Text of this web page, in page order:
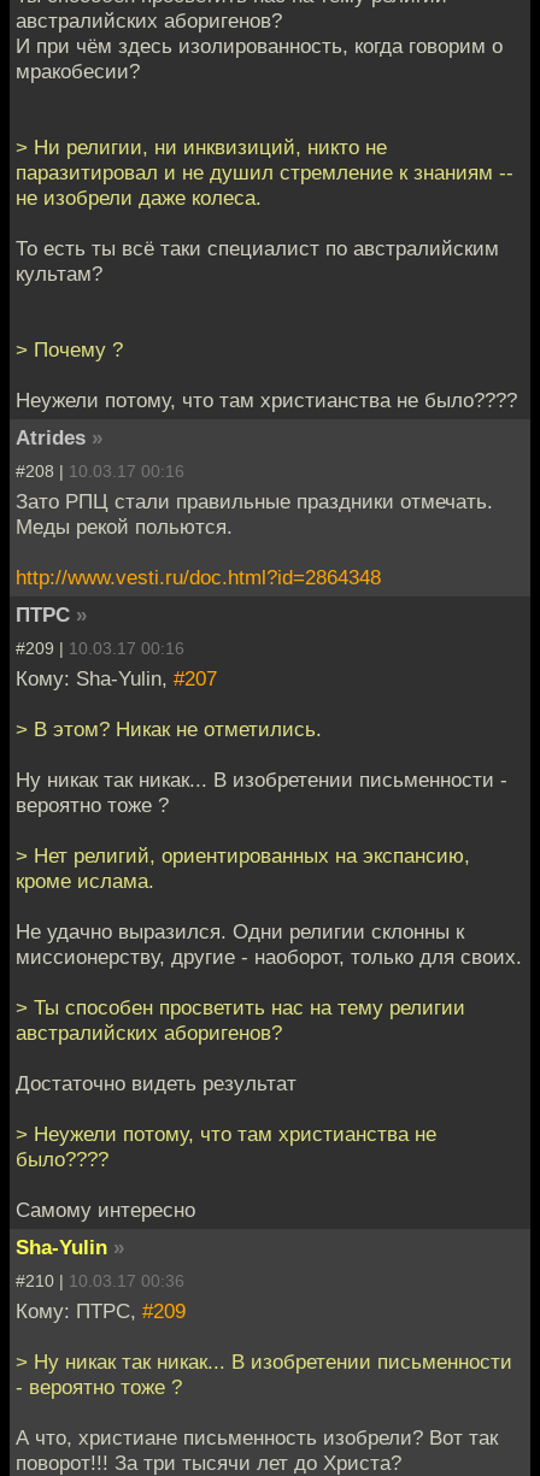
австралийских аборигенов?
И при чём здесь изолированность, когда говорим о
мракобесии?
> Ни религии, ни инквизиций, никто не
паразитировал и не душил стремление к знаниям --
не изобрели даже колеса.
То есть ты всё таки специалист по австралийским
культам?
> Почему ?
Неужели потому, что там христианства не было????
Atrides »
#208 | 10.03.17 00:16
Зато РПЦ стали правильные праздники отмечать.
Меды рекой польются.
http://www.vesti.ru/doc.html?id=2864348
ПТРС »
#209 | 10.03.17 00:16
Кому: Sha-Yulin, #207
> В этом? Никак не отметились.
Ну никак так никак... В изобретении письменности -
вероятно тоже ?
> Нет религий, ориентированных на экспансию,
кроме ислама.
Не удачно выразился. Одни религии склонны к
миссионерству, другие - наоборот, только для своих.
> Ты способен просветить нас на тему религии
австралийских аборигенов?
Достаточно видеть результат
> Неужели потому, что там христианства не
было????
Самому интересно
Sha-Yulin »
#210 | 10.03.17 00:36
Кому: ПТРС, #209
> Ну никак так никак... В изобретении письменности
- вероятно тоже ?
А что, христиане письменность изобрели? Вот так
поворот!!! За три тысячи лет до Христа?